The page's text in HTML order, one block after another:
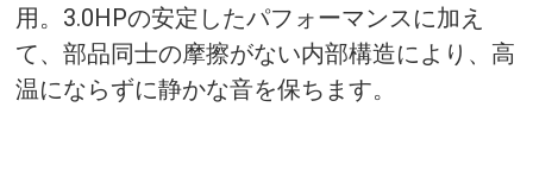
用。3.0HPの安定したパフォーマンスに加え
て、部品同士の摩擦がない内部構造により、高
温にならずに静かな音を保ちます。